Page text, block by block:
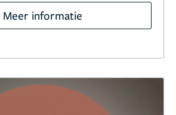
Meer informatie